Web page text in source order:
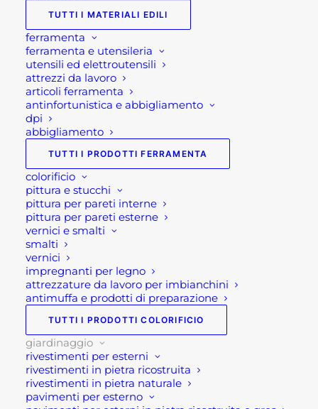
TUTTI I MATERIALI EDILI
ferramenta
ferramenta e utensileria
utensili ed elettroutensili
attrezzi da lavoro
articoli ferramenta
antinfortunistica e abbigliamento
dpi
abbigliamento
TUTTI I PRODOTTI FERRAMENTA
colorificio
pittura e stucchi
pittura per pareti interne
pittura per pareti esterne
vernici e smalti
smalti
vernici
impregnanti per legno
attrezzature da lavoro per imbianchini
antimuffa e prodotti di preparazione
TUTTI I PRODOTTI COLORIFICIO
giardinaggio
rivestimenti per esterni
rivestimenti in pietra ricostruita
rivestimenti in pietra naturale
pavimenti per esterno
SALOTTO
GIARDINO
IN
CORDA
GRIGIO
CHIARO
FORMENTERA
2P
quantità
SKU
AT804349-LGRE
Categorie
ARREDAMENTO GIARDINO:
MOBILI E SALOTTI DA
GIARDINO
Descrizione
Salotto giardino in corda
grigio chiaro Formentera 2P
Il salotto da giardino in corda grigio chiaro
modello Formentera 2P in corda è un moderno e,
soprattutto di tendenza, salotto per esterno.